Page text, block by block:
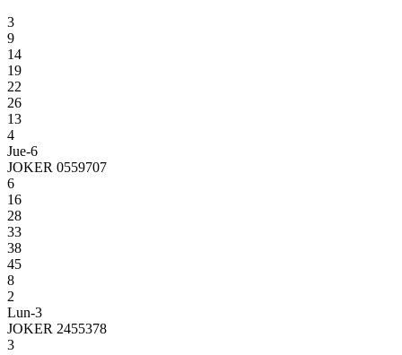
3
9
14
19
22
26
13
4
Jue-6
JOKER 0559707
6
16
28
33
38
45
8
2
Lun-3
JOKER 2455378
3